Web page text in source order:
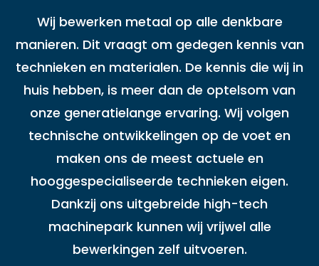
BEKIJK ONZE STANDAARDPRODUCTEN IN
DE SHOP >
Wij bewerken metaal op alle denkbare
manieren. Dit vraagt om gedegen kennis van
technieken en materialen. De kennis die wij in
huis hebben, is meer dan de optelsom van
onze generatielange ervaring. Wij volgen
technische ontwikkelingen op de voet en
maken ons de meest actuele en
hooggespecialiseerde technieken eigen.
Dankzij ons uitgebreide high-tech
machinepark kunnen wij vrijwel alle
bewerkingen zelf uitvoeren.